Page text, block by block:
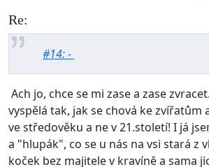
Re:
#14: -
Ach jo, chce se mi zase a zase
vyspělá tak, jak se chová ke zvířatům
ve středověku a ne v 21.století! I já
a "hlupák", co se u nás na vsi stará z
koček bez majitele v kravíně a sama